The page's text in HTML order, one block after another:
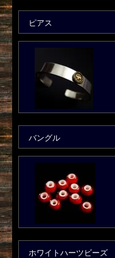
ピアス
バングル
ホワイトハーツビーズ